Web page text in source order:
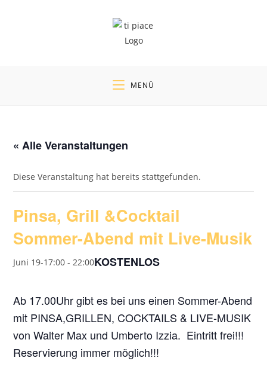
MENÜ
« Alle Veranstaltungen
Diese Veranstaltung hat bereits stattgefunden.
Pinsa, Grill &Cocktail
Sommer-Abend mit Live-Musik
Juni 19-17:00 -22:00KOSTENLOS
Ab 17.00Uhr gibt es bei uns einen Sommer-Abend
mit PINSA,GRILLEN, COCKTAILS & LIVE-MUSIK
von Walter Max und Umberto Izzia. Eintritt frei!!!
Reservierung immer möglich!!!